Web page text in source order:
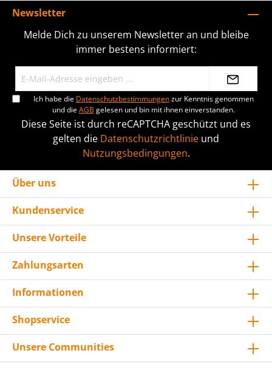
Newsletter
Melde Dich zu unserem Newsletter an und bleibe
immer bestens informiert:
Ich habe die Datenschutzbestimmungenzur Kenntnis genommen
und dieAGB gelesen und bin mit ihnen einverstanden.
Diese Seite ist durch reCAPTCHA geschützt und es
gelten die Datenschutzrichtlinie und
Nutzungsbedingungen.
Über uns
Kundenservice
Unsere Vorteile
Zahlungsarten
Informationen
Shopservice
Unsere Communities